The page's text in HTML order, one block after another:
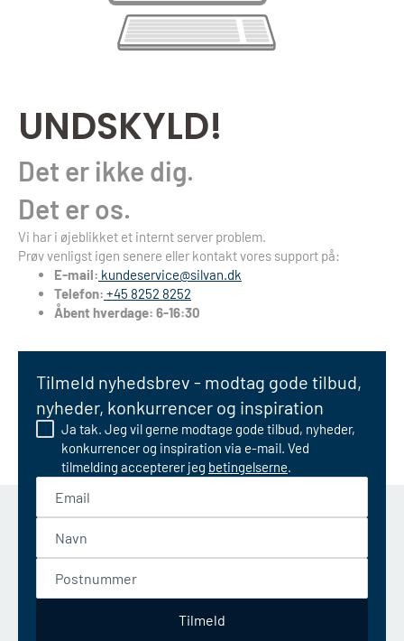
UNDSKYLD!
Det er ikke dig.
Det er os.
Vi har i øjeblikket et internt server problem.
Prøv venligst igen senere eller kontakt vores support på:
E-mail: kundeservice@silvan.dk
Telefon: +45 8252 8252
Åbent hverdage: 6-16:30
Tilmeld nyhedsbrev - modtag gode tilbud,
nyheder, konkurrencer og inspiration
Ja tak. Jeg vil gerne modtage gode tilbud, nyheder,
konkurrencer og inspiration via e-mail. Ved
tilmelding accepterer jeg betingelserne.
Tilmeld